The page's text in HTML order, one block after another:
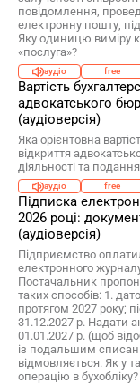
повідомлення,
електронну пошту,
Яку одиницю виміру
«послуга»?
аудіо free
Вартість
адвокатського
(аудіоверсія)
Яка орієнтовна
відкриття
діяльності та
аудіо free
Підписка
2026 році:
(аудіоверсія)
Підприємство
електронного
Постачальник
таких способів: 1.
протягом 2027 року;
31.12.2027 р. Надати
01.01.2027 р. (щоб
із подальшим
відмовляється. Як у
операцію в бухобліку?